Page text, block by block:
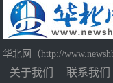
华北网（http://
关于我们 | 联系我们